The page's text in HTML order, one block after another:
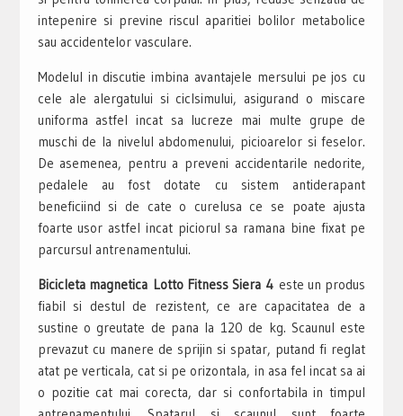
intepenire si previne riscul aparitiei bolilor metabolice
sau accidentelor vasculare.
Modelul in discutie imbina avantajele mersului pe jos cu
cele ale alergatului si ciclsimului, asigurand o miscare
uniforma astfel incat sa lucreze mai multe grupe de
muschi de la nivelul abdomenului, picioarelor si feselor.
De asemenea, pentru a preveni accidentarile nedorite,
pedalele au fost dotate cu sistem antiderapant
beneficiind si de cate o curelusa ce se poate ajusta
foarte usor astfel incat piciorul sa ramana bine fixat pe
parcursul antrenamentului.
Bicicleta magnetica Lotto Fitness Siera 4 este un produs
fiabil si destul de rezistent, ce are capacitatea de a
sustine o greutate de pana la 120 de kg. Scaunul este
prevazut cu manere de sprijin si spatar, putand fi reglat
atat pe verticala, cat si pe orizontala, in asa fel incat sa ai
o pozitie cat mai corecta, dar si confortabila in timpul